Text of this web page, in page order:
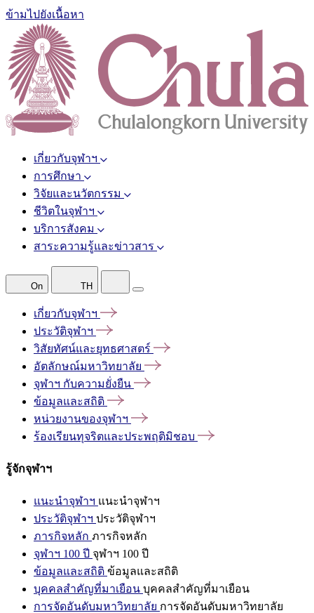
ข้ามไปยังเนื้อหา
เกี่ยวกับจุฬาฯ
การศึกษา
วิจัยและนวัตกรรม
ชีวิตในจุฬาฯ
บริการสังคม
สาระความรู้และข่าวสาร
On TH
เกี่ยวกับจุฬาฯ
ประวัติจุฬาฯ
วิสัยทัศน์และยุทธศาสตร์
อัตลักษณ์มหาวิทยาลัย
จุฬาฯ กับความยั่งยืน
ข้อมูลและสถิติ
หน่วยงานของจุฬาฯ
ร้องเรียนทุจริตและประพฤติมิชอบ
รู้จักจุฬาฯ
แนะนำจุฬาฯ แนะนำจุฬาฯ
ประวัติจุฬาฯ ประวัติจุฬาฯ
ภารกิจหลัก ภารกิจหลัก
จุฬาฯ 100 ปี จุฬาฯ 100 ปี
ข้อมูลและสถิติ ข้อมูลและสถิติ
บุคคลสำคัญที่มาเยือน บุคคลสำคัญที่มาเยือน
การจัดอันดับมหาวิทยาลัย การจัดอันดับมหาวิทยาลัย